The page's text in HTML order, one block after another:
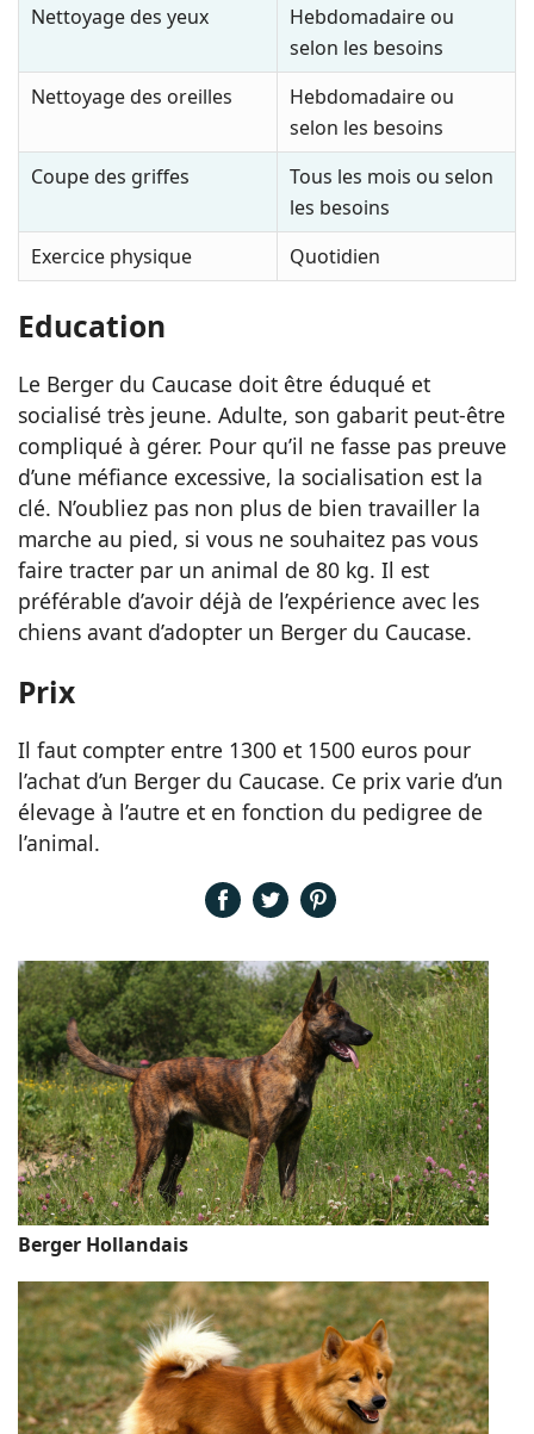
Nettoyage des yeux
Hebdomadaire ou
selon les besoins
Nettoyage des oreilles
Hebdomadaire ou
selon les besoins
Coupe des griffes
Tous les mois ou selon
les besoins
Exercice physique
Quotidien
Education
Le Berger du Caucase doit être éduqué et
socialisé très jeune. Adulte, son gabarit peut-être
compliqué à gérer. Pour qu’il ne fasse pas preuve
d’une méfiance excessive, la socialisation est la
clé. N’oubliez pas non plus de bien travailler la
marche au pied, si vous ne souhaitez pas vous
faire tracter par un animal de 80 kg. Il est
préférable d’avoir déjà de l’expérience avec les
chiens avant d’adopter un Berger du Caucase.
Prix
Il faut compter entre 1300 et 1500 euros pour
l’achat d’un Berger du Caucase. Ce prix varie d’un
élevage à l’autre et en fonction du pedigree de
l’animal.
Berger Hollandais